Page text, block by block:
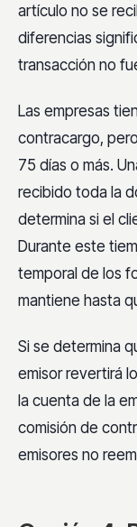
artículo no se
diferencias
transacción no
Las empresas
contracargo,
75 días o más.
recibido toda la
determina si el
Durante este
temporal de los
mantiene hasta
Si se determina
emisor revertirá
la cuenta de la
comisión de
emisores no